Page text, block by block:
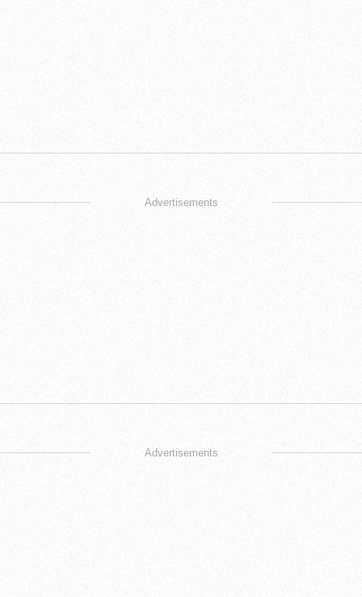
Advertisements
Advertisements